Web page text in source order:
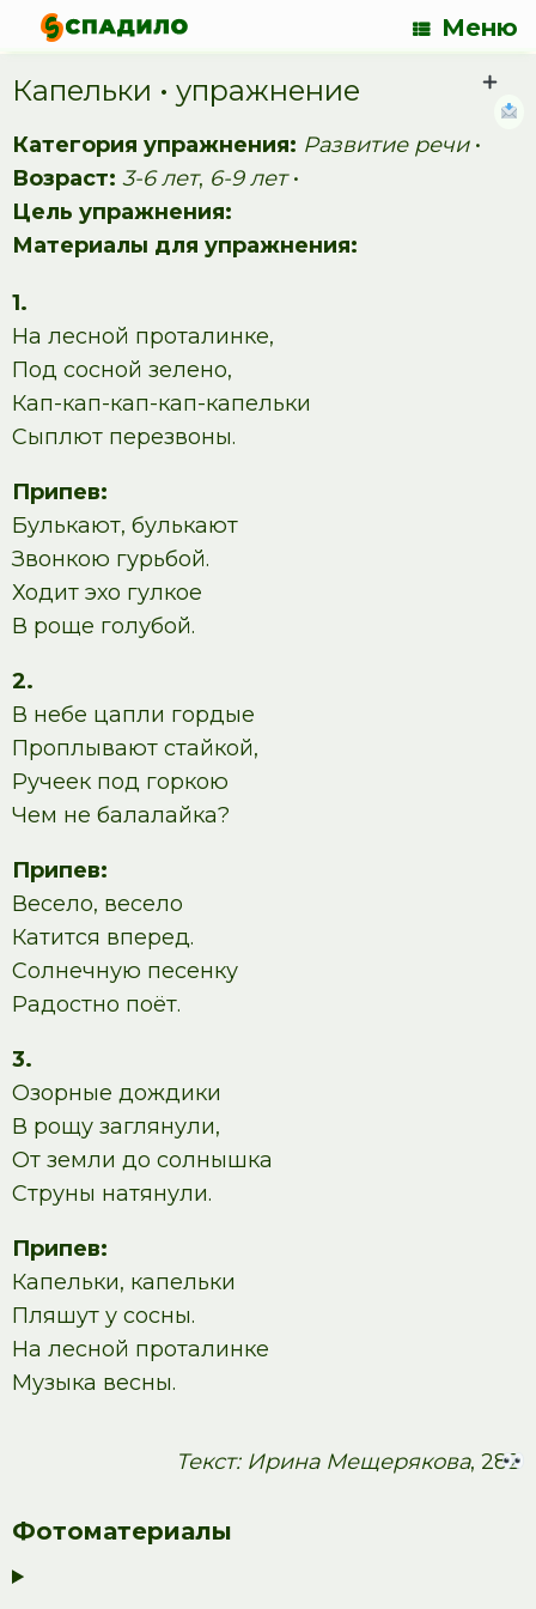
Меню
Капельки • упражнение
Категория упражнения: Развитие речи•
Возраст: 3-6 лет, 6-9 лет•
Цель упражнения:
Материалы для упражнения:
1.
На лесной проталинке,
Под сосной зелено,
Кап-кап-кап-кап-капельки
Сыплют перезвоны.
Припев:
Булькают, булькают
Звонкою гурьбой.
Ходит эхо гулкое
В роще голубой.
2.
В небе цапли гордые
Проплывают стайкой,
Ручеек под горкою
Чем не балалайка?
Припев:
Весело, весело
Катится вперед.
Солнечную песенку
Радостно поёт.
3.
Озорные дождики
В рощу заглянули,
От земли до солнышка
Струны натянули.
Припев:
Капельки, капельки
Пляшут у сосны.
На лесной проталинке
Музыка весны.
Текст: Ирина Мещерякова, 282
Фотоматериалы